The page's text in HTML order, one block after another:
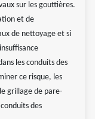
sur les gouttières.
et de
de nettoyage et si
les conduits des
ce risque, les
grillage de pare-
des